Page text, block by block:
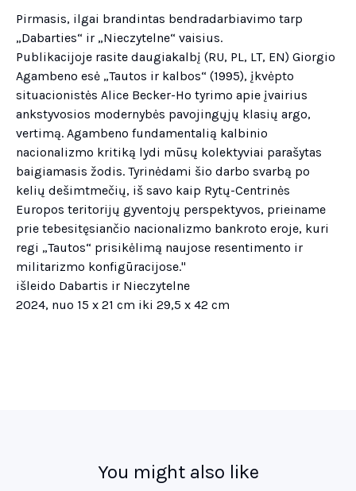
Pirmasis, ilgai brandintas bendradarbiavimo tarp
„Dabarties“ ir „Nieczytelne“ vaisius.
Publikacijoje rasite daugiakalbį (RU, PL, LT, EN) Giorgio
Agambeno esė „Tautos ir kalbos“ (1995), įkvėpto
situacionistės Alice Becker-Ho tyrimo apie įvairius
ankstyvosios modernybės pavojingųjų klasių argo,
vertimą. Agambeno fundamentalią kalbinio
nacionalizmo kritiką lydi mūsų kolektyviai parašytas
baigiamasis žodis. Tyrinėdami šio darbo svarbą po
kelių dešimtmečių, iš savo kaip Rytų-Centrinės
Europos teritorijų gyventojų perspektyvos, prieiname
prie tebesitęsiančio nacionalizmo bankroto eroje, kuri
regi „Tautos“ prisikėlimą naujose resentimento ir
militarizmo konfigūracijose."
išleido Dabartis ir Nieczytelne
2024, nuo 15 x 21 cm iki 29,5 x 42 cm
You might also like